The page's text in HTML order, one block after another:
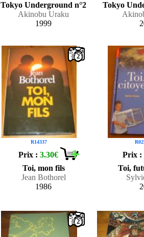
Tokyo Underground n°2
Akinobu Uraku
1999
Tokyo
R14337
2
Prix :3.30€
Toi, mon fils
Jean Bothorel
1986
Prix :
Toi,
2